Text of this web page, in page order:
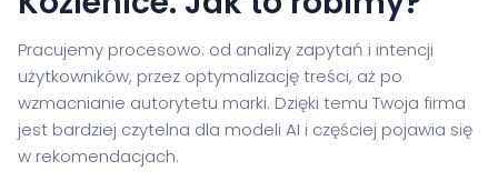
Pracujemy procesowo: od analizy zapytań i intencji
użytkowników, przez optymalizację treści, aż po
wzmacnianie autorytetu marki. Dzięki temu Twoja firma
jest bardziej czytelna dla modeli AI i częściej pojawia się
w rekomendacjach.